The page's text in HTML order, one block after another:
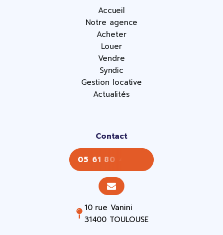
Accueil
Notre agence
Acheter
Louer
Vendre
Syndic
Gestion locative
Actualités
Contact
05 61 80 43 43
10 rue Vanini
31400 TOULOUSE